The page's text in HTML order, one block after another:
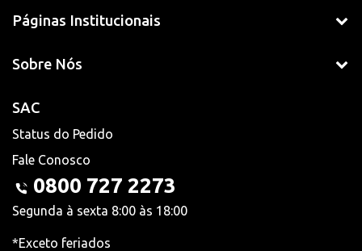
Páginas Institucionais
Sobre Nós
SAC
Status do Pedido
Fale Conosco
0800 727 2273
Segunda à sexta 8:00 às 18:00
*Exceto feriados